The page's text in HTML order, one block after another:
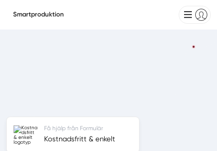
Smartproduktion
Få hjälp från Formulär
Kostnadsfritt & enkelt